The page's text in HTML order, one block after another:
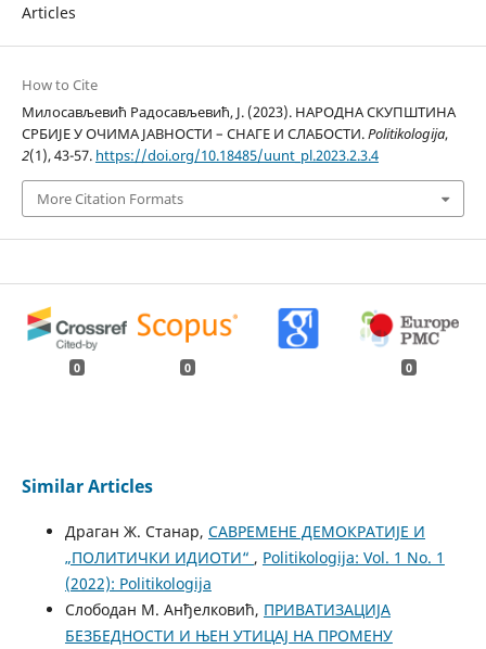
Articles
How to Cite
Милосављевић Радосављевић, Ј. (2023). НАРОДНА СКУПШТИНА
СРБИЈЕ У ОЧИМА ЈАВНОСТИ – СНАГЕ И СЛАБОСТИ.Politikologija,
2(1), 43-57. https://doi.org/10.18485/uunt_pl.2023.2.3.4
More Citation Formats
0 0 0
Similar Articles
Драган Ж. Станар, САВРЕМЕНЕ ДЕМОКРАТИЈЕ И
„ПОЛИТИЧКИ ИДИОТИ“ , Politikologija: Vol. 1 No. 1
(2022): Politikologija
Слободан М. Анђелковић, ПРИВАТИЗАЦИЈА
БЕЗБЕДНОСТИ И ЊЕН УТИЦАЈ НА ПРОМЕНУ